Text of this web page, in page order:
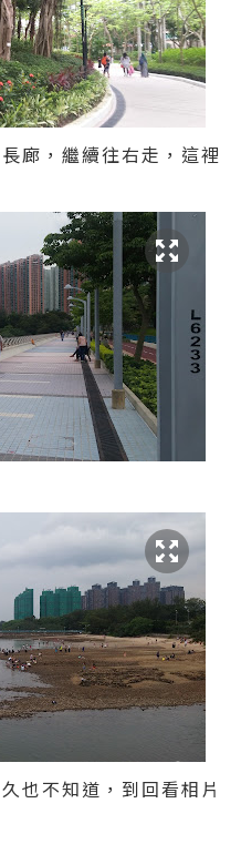
廊，繼續往右走，這裡
也不知道，到回看相片